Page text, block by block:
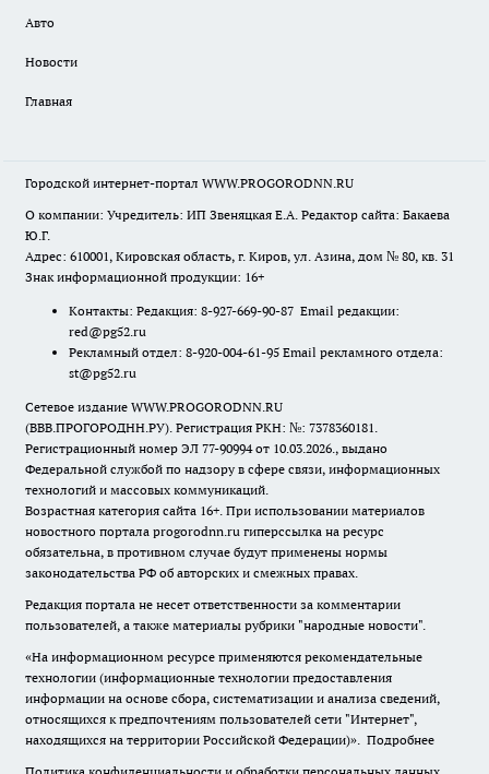
Авто
Новости
Главная
Городской интернет-портал WWW.PROGORODNN.RU
О компании: Учредитель: ИП Звеняцкая Е.А. Редактор сайта: Бакаева
Ю.Г.
Адрес: 610001, Кировская область, г. Киров, ул. Азина, дом № 80, кв. 31
Знак информационной продукции: 16+
Контакты: Редакция: 8-927-669-90-87 Email редакции:
red@pg52.ru
Рекламный отдел: 8-920-004-61-95 Email рекламного отдела:
st@pg52.ru
Сетевое издание WWW.PROGORODNN.RU
(ВВВ.ПРОГОРОДНН.РУ). Регистрация РКН: №: 7378360181.
Регистрационный номер ЭЛ 77-90994 от 10.03.2026., выдано
Федеральной службой по надзору в сфере связи, информационных
технологий и массовых коммуникаций.
Возрастная категория сайта 16+. При использовании материалов
новостного портала progorodnn.ru гиперссылка на ресурс
обязательна, в противном случае будут применены нормы
законодательства РФ об авторских и смежных правах.
Редакция портала не несет ответственности за комментарии
пользователей, а также материалы рубрики "народные новости".
«На информационном ресурсе применяются рекомендательные
технологии (информационные технологии предоставления
информации на основе сбора, систематизации и анализа сведений,
относящихся к предпочтениям пользователей сети "Интернет",
находящихся на территории Российской Федерации)». Подробнее